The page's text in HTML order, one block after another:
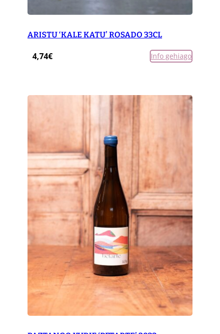
ARISTU ‘KALE KATU’ ROSADO 33CL
4,74€ Info gehiago